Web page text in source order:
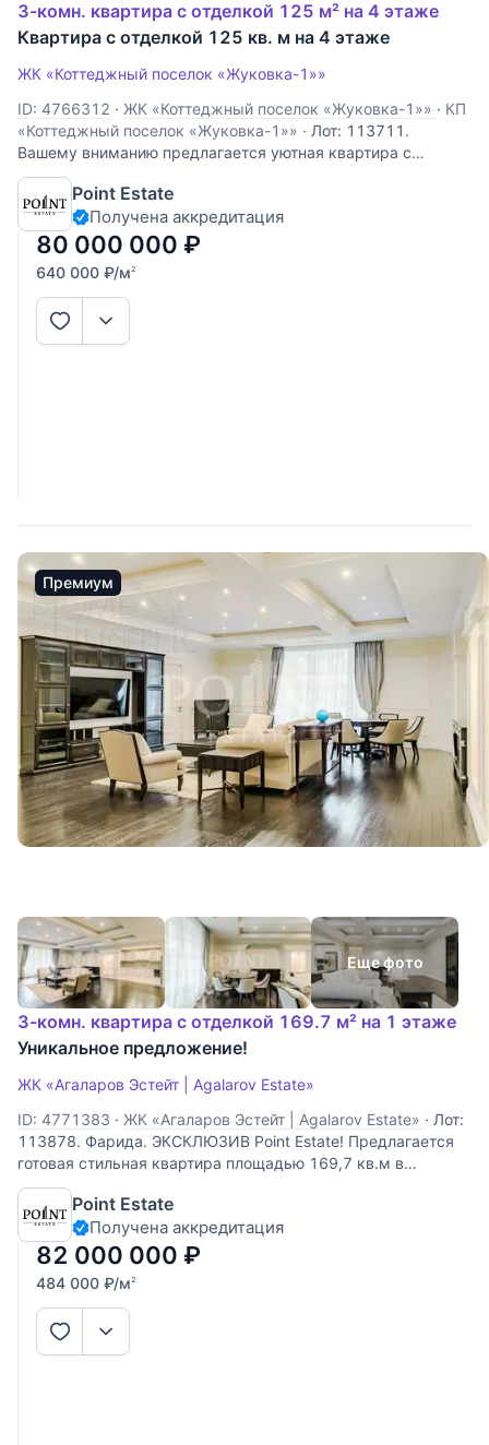
3-комн. квартира с отделкой 125 м² на 4 этаже
Квартира с отделкой 125 кв. м на 4 этаже
ЖК «Коттеджный поселок «Жуковка-1»»
ID: 4766312 · ЖК «Коттеджный поселок «Жуковка-1»» · КП
«Коттеджный поселок «Жуковка-1»» · Лот: 113711.
Вашему вниманию предлагается уютная квартира с
дизайнерским ремонтом в Жуковке. Просторные и
светлые помещения включают в себя: кухню-столовую,
гостиную, столовую и две спальни, одна из которых
оборудована гардеробной и отдельным
Point Estate
Получена аккредитация
80 000 000 ₽
640 000 ₽/м2
Премиум
Еще фото
3-комн. квартира с отделкой 169.7 м² на 1 этаже
Уникальное предложение!
ЖК «Агаларов Эстейт | Agalarov Estate»
ID: 4771383 · ЖК «Агаларов Эстейт | Agalarov Estate» · Лот:
113878. Фарида. ЭКСКЛЮЗИВ Point Estate! Предлагается
готовая стильная квартира площадью 169,7 кв.м в
малоквартирном доме на территории закрытого клубного
поселка "Agalarov Estate", расположенного на
Новорижском шоссе. В квартире выполнена
Point Estate
Получена аккредитация
82 000 000 ₽
484 000 ₽/м2